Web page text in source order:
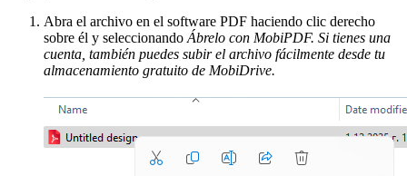
Abra el archivo en el software PDF haciendo clic derecho
sobre él y seleccionando Ábrelo con MobiPDF. Si tienes una
cuenta, también puedes subir el archivo fácilmente desde tu
almacenamiento gratuito de MobiDrive.